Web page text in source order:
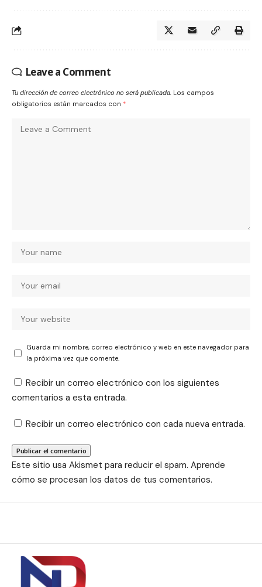
Leave a Comment
Tu dirección de correo electrónico no será publicada. Los campos
obligatorios están marcados con *
Guarda mi nombre, correo electrónico y web en este navegador para
la próxima vez que comente.
Recibir un correo electrónico con los siguientes
comentarios a esta entrada.
Recibir un correo electrónico con cada nueva entrada.
Este sitio usa Akismet para reducir el spam. Aprende
cómo se procesan los datos de tus comentarios.